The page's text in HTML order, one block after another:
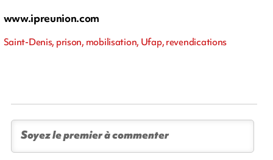
www.ipreunion.com
Saint-Denis, prison, mobilisation, Ufap, revendications